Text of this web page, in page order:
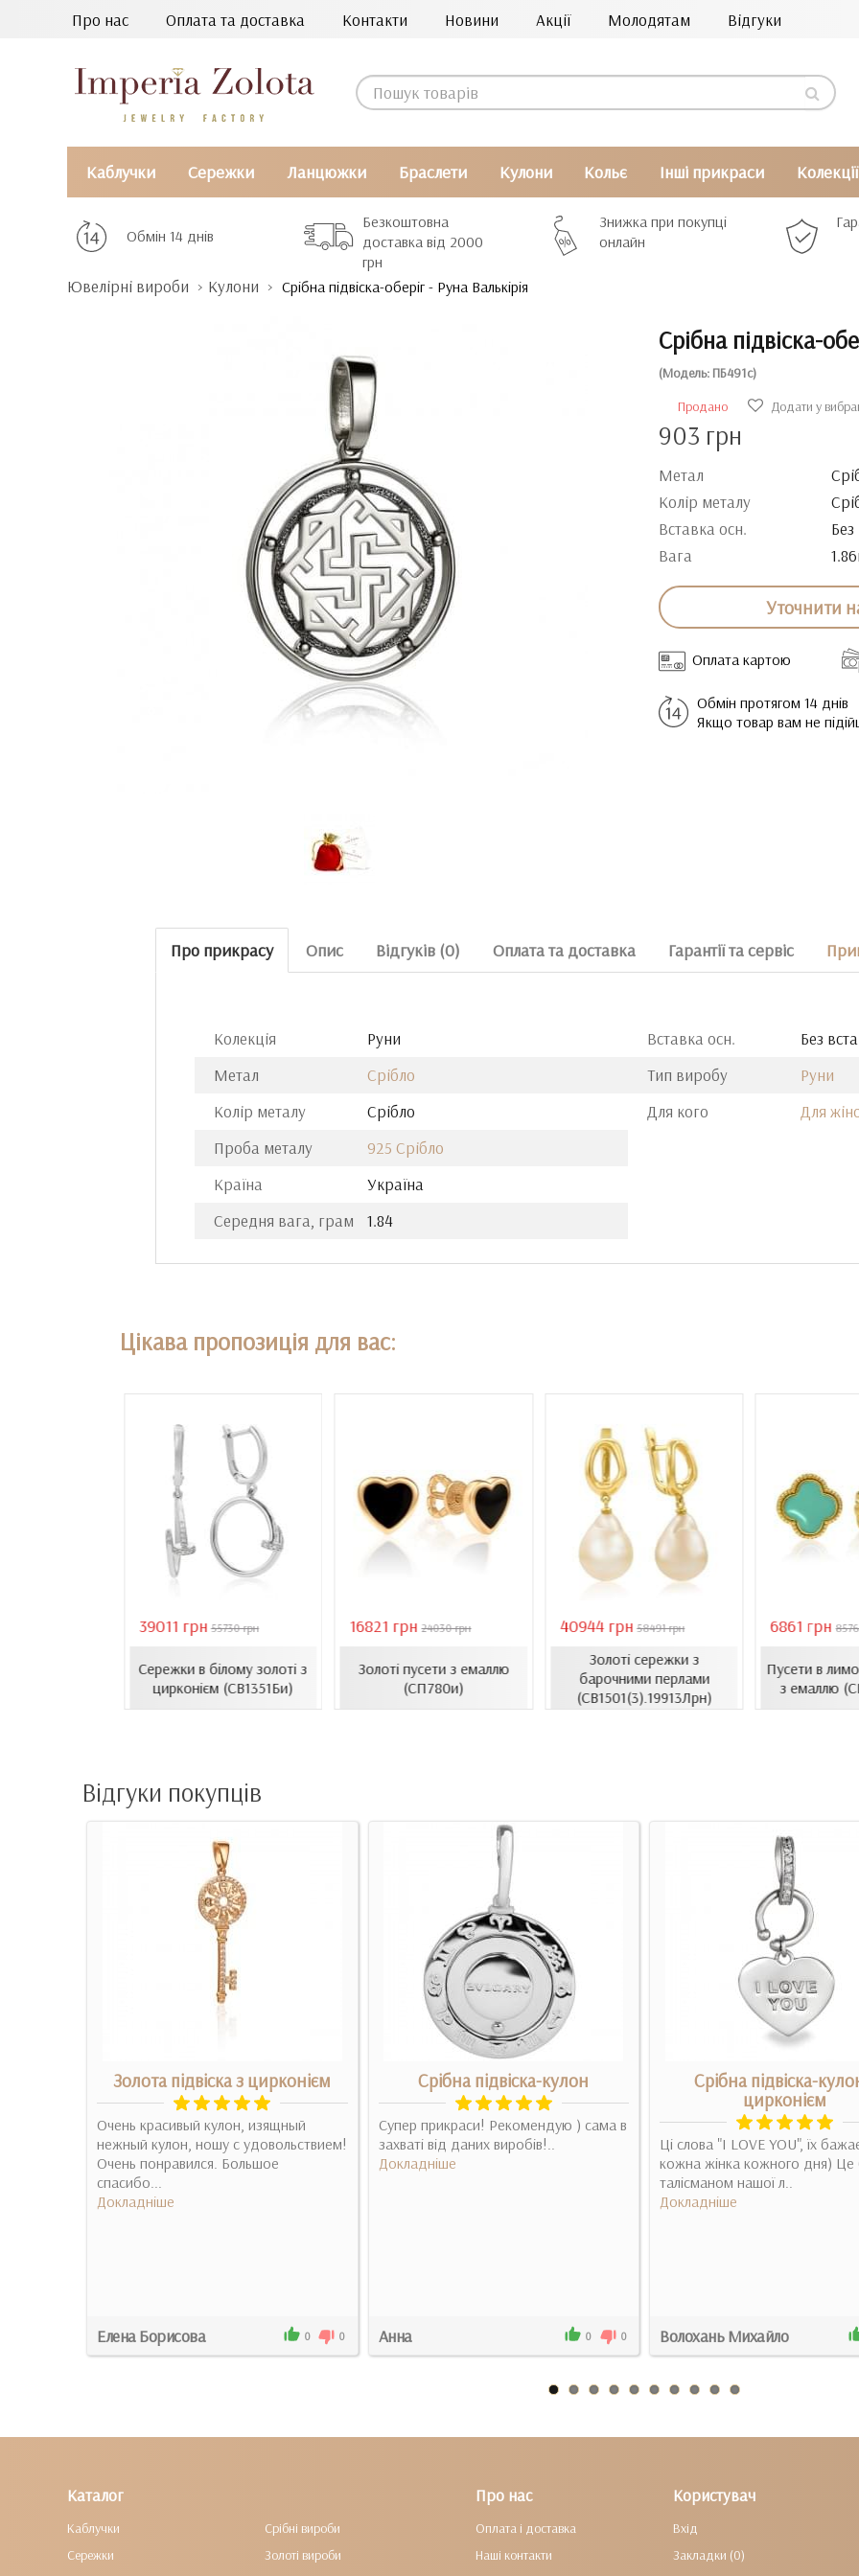
Про нас Оплата та доставка Контакти Новини Акції Молодятам Відгуки
Каблучки Сережки Ланцюжки Браслети Кулони Кольє Інші прикраси Колекції
Обмін 14 днів
Безкоштовна
доставка від 2000
грн
Знижка при покупці
онлайн
Ювелірні вироби Кулони Срібна підвіска-оберіг - Руна Валькірія
Срібна підвіска-
(Модель: ПБ491с)
Продано
Додати у
903 грн
Метал
Колір металу
Вставка осн.
Без
Вага
Уточнити
Оплата картою
Обмін протягом 14 днів
Якщо товар вам не
Про прикрасу Опис Відгуків (0) Оплата та доставка Гарантії та сервіс
Колекція
Руни
Метал
Срібло
Колір металу
Срібло
Проба металу
925 Срібло
Країна
Україна
Середня вага, грам
1.84
Вставка осн.
Без
Тип виробу
Руни
Для кого
Для
Цікава пропозиція для вас:
39011 грн 55730 грн
Сережки в білому золоті з
цирконієм (СВ1351Би)
16821 грн 24030 грн
Золоті пусети з емаллю
(СП780и)
40944 грн 58491 грн
Золоті сережки з
барочними перлами
(СВ1501(3).19913Лрн)
6861 грн
Пусети в
з емаллю
Відгуки покупців
Золота підвіска з цирконієм
Очень красивый кулон, изящный
нежный кулон, ношу с удовольствием!
Очень понравился. Большое
спасибо...
Докладніше
Елена Борисова 0 0
Срібна підвіска-кулон
Супер прикраси! Рекомендую ) сама в
захваті від даних виробів!..
Докладніше
Анна 0 0
Срібна підвіска-
цирконієм
Ці слова "I LOVE YOU", їх
кожна жінка кожного дня) Це
талісманом нашої л..
Докладніше
Волохань Михайло
Каталог
Каблучки
Сережки
Срібні вироби
Золоті вироби
Про нас
Оплата і доставка
Наші контакти
Користувач
Вхід
Закладки (0)